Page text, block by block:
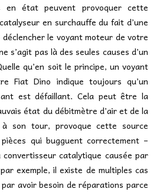
en état peuvent provoquer cette
en surchauffe du fait d’une
le voyant moteur de votre
s’agit pas là des seules causes d’un
qu’en soit le principe, un voyant
Fiat Dino indique toujours qu’un
est défaillant. Cela peut être la
état du débitmètre d’air et de la
à son tour, provoque cette source
pièces qui bugguent correctement –
catalytique causée par
exemple, il existe de multiples cas
avoir besoin de réparations parce